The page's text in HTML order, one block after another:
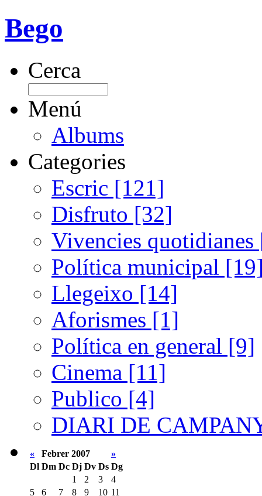
Bego
Cerca
Menú
Albums
Categories
Escric [121]
Disfruto [32]
Vivencies
Política municipal
Llegeixo [14]
Aforismes [1]
Política en general [9]
Cinema [11]
Publico [4]
DIARI DE
« Febrer 2007
»
Dl Dm Dc Dj Dv Ds Dg
1
2 3
4
5
6 7 8 9 10 11